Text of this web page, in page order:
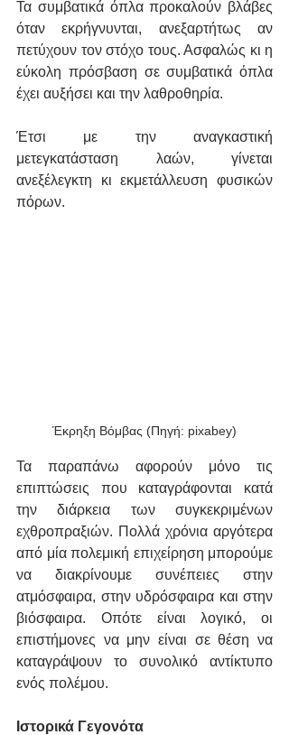
Τα συμβατικά όπλα προκαλούν βλάβες
όταν εκρήγνυνται, ανεξαρτήτως αν
πετύχουν τον στόχο τους. Ασφαλώς κι η
εύκολη πρόσβαση σε συμβατικά όπλα
έχει αυξήσει και την λαθροθηρία.
Έτσι με την αναγκαστική
μετεγκατάσταση λαών, γίνεται
ανεξέλεγκτη κι εκμετάλλευση φυσικών
πόρων.
Έκρηξη Βόμβας (Πηγή: pixabey)
Τα παραπάνω αφορούν μόνο τις
επιπτώσεις που καταγράφονται κατά
την διάρκεια των συγκεκριμένων
εχθροπραξιών. Πολλά χρόνια αργότερα
από μία πολεμική επιχείρηση μπορούμε
να διακρίνουμε συνέπειες στην
ατμόσφαιρα, στην υδρόσφαιρα και στην
βιόσφαιρα. Οπότε είναι λογικό, οι
επιστήμονες να μην είναι σε θέση να
καταγράψουν το συνολικό αντίκτυπο
ενός πολέμου.
Ιστορικά Γεγονότα